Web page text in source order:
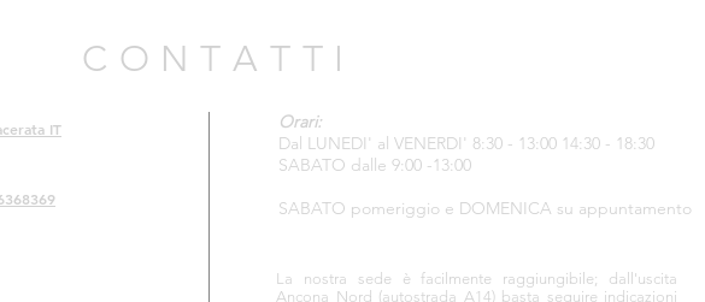
C O N T A T T I
IT
Orari:
Dal LUNEDI' al VENERDI' 8:30 - 13:00 14:30 - 18:30
SABATO dalle 9:00 -13:00
SABATO pomeriggio e DOMENICA su appuntamento
La nostra sede è facilmente raggiungibile; dall'uscita
Ancona Nord (autostrada A14) basta seguire indicazioni